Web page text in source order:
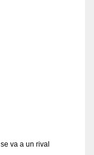
va a un rival